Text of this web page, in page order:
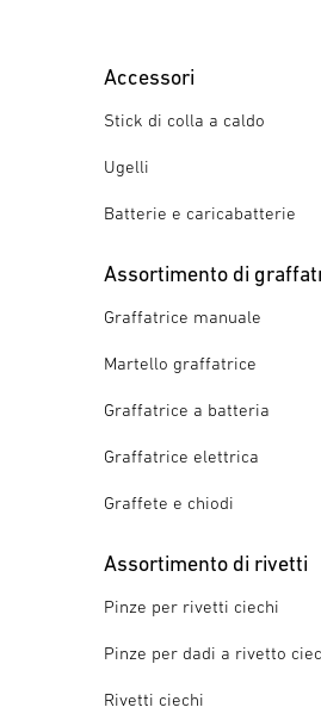
Accessori
Stick di colla a caldo
Ugelli
Batterie e caricabatterie
Assortimento di
Graffatrice manuale
Martello graffatrice
Graffatrice a batteria
Graffatrice elettrica
Graffete e chiodi
Assortimento di rivetti
Pinze per rivetti ciechi
Pinze per dadi a rivetto
Rivetti ciechi